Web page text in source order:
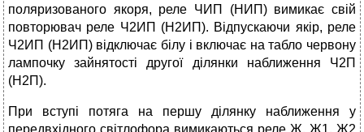
поляризованого якоря, реле ЧИП (НИП) вимикає свій
повторювач реле Ч2ИП (Н2ИП). Відпускаючи якір, реле
Ч2ИП (Н2ИП) відключає білу і включає на табло червону
лампочку зайнятості другої ділянки наближення Ч2П
(Н2П).
При вступі потяга на першу ділянку наближення у